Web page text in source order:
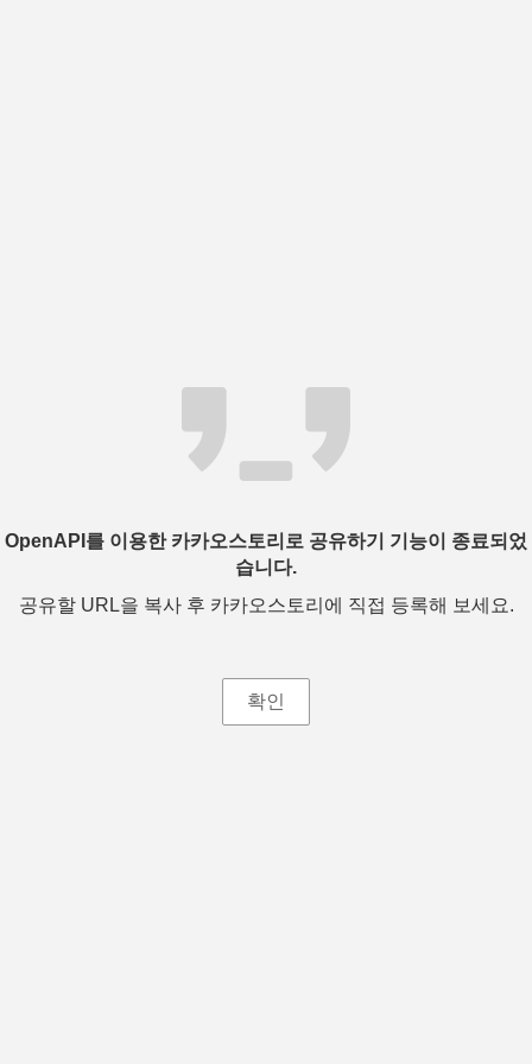
OpenAPI를 이용한 카카오스토리로 공유하기 기능이 종료되었
습니다.
공유할 URL을 복사 후 카카오스토리에 직접 등록해 보세요.
확인